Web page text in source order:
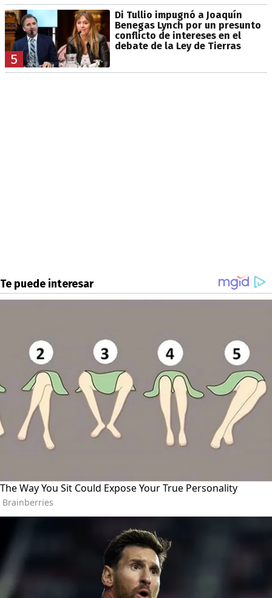
5
Di Tullio impugnó a Joaquín
Benegas Lynch por un presunto
conflicto de intereses en el
debate de la Ley de Tierras